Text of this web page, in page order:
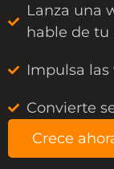
Lanza una
hable de tu
Impulsa
Convierte
Crece